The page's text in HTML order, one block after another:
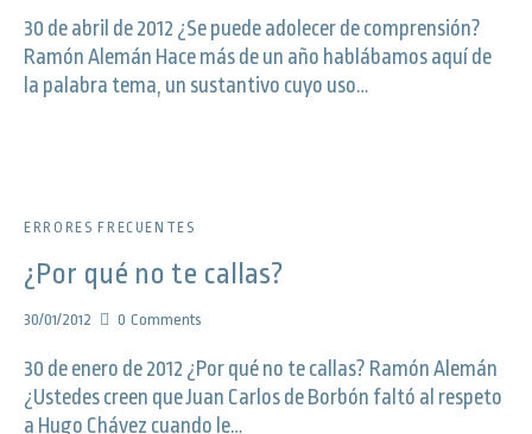
30 de abril de 2012 ¿Se puede adolecer de comprensión?
Ramón Alemán Hace más de un año hablábamos aquí de
la palabra tema, un sustantivo cuyo uso…
ERRORES FRECUENTES
¿Por qué no te callas?
30/01/2012 0 Comments
30 de enero de 2012 ¿Por qué no te callas? Ramón Alemán
¿Ustedes creen que Juan Carlos de Borbón faltó al respeto
a Hugo Chávez cuando le…